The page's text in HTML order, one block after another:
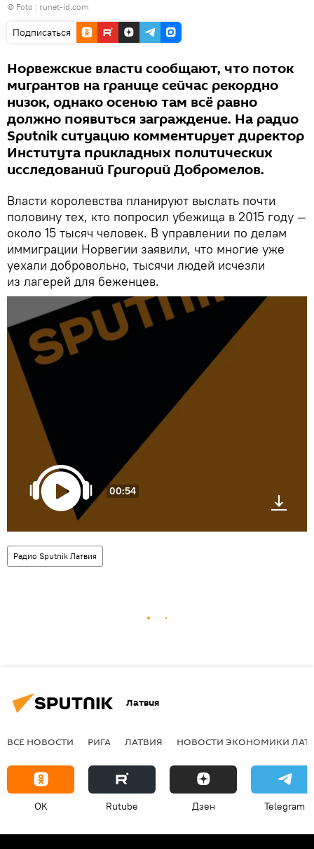
© Foto : runet-id.com
Подписаться
Норвежские власти сообщают, что поток
мигрантов на границе сейчас рекордно
низок, однако осенью там всё равно
должно появиться заграждение. На радио
Sputnik ситуацию комментирует директор
Института прикладных политических
исследований Григорий Добромелов.
Власти королевства планируют выслать почти
половину тех, кто попросил убежища в 2015 году —
около 15 тысяч человек. В управлении по делам
иммиграции Норвегии заявили, что многие уже
уехали добровольно, тысячи людей исчезли
из лагерей для беженцев.
00:54
Радио Sputnik Латвия
Латвия
ВСЕ НОВОСТИ РИГА ЛАТВИЯ НОВОСТИ ЭКОНОМИКИ
OK Rutube Дзен Telegram